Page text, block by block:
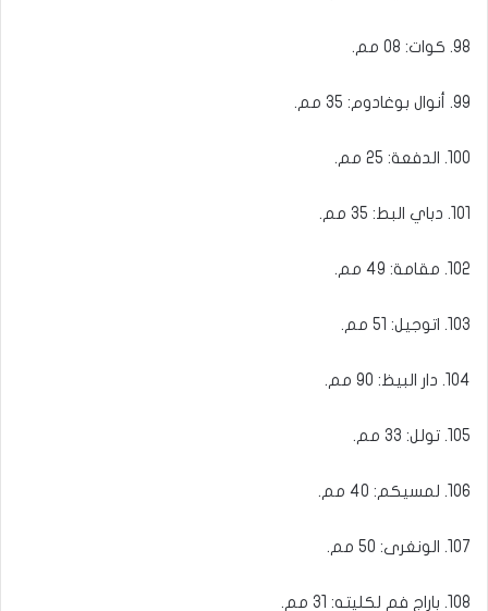
98. كوات: 08 مم.
99. أنوال بوغادوم: 35 مم.
100. الدفعة: 25 مم.
101. دباي البط: 35 مم.
102. مقامة: 49 مم.
103. اتوجيل: 51 مم.
104. دار البيظ: 90 مم.
105. تولل: 33 مم.
106. لمسيكم: 40 مم.
107. الونغرى: 50 مم.
108. باراج فم لكليته: 31 مم.